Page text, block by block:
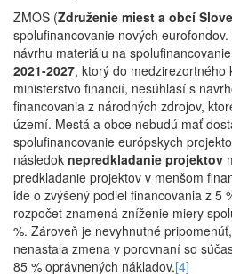
ZMOS (Združenie miest a obcí
spolufinancovanie nových
návrhu materiálu na
2021-2027, ktorý do medzirezortného
ministerstvo financií, nesúhlasí s
financovania z národných zdrojov,
území. Mestá a obce nebudú mať
spolufinancovanie európskych
následok nepredkladanie projektov
predkladanie projektov v menšom
ide o zvýšený podiel financovania z 5
rozpočet znamená zníženie miery
%. Zároveň je nevyhnutné
nenastala zmena v porovnaní so
85 % oprávnených nákladov.[4]